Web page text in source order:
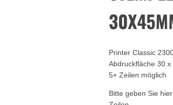
Printer Classic
Abdruckfläche 30 x
5+ Zeilen möglich
Bitte geben Sie